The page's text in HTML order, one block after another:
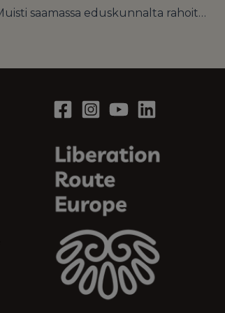
Sodan ja rauhan keskus Muisti saamassa eduskunnalta rahoitusta